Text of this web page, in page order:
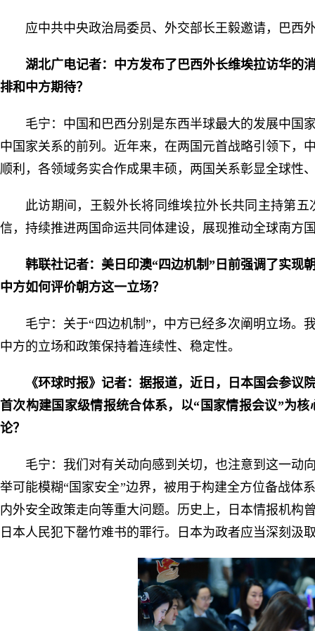
应中共中央政治局委员、外交部长王毅邀请，巴西
湖北广电记者：中方发布了巴西外长维埃拉访华的
排和中方期待？
毛宁：中国和巴西分别是东西半球最大的发展中国
中国家关系的前列。近年来，在两国元首战略引领下，
顺利，各领域务实合作成果丰硕，两国关系彰显全球性
此访期间，王毅外长将同维埃拉外长共同主持第
信，持续推进两国命运共同体建设，展现推动全球南方
韩联社记者：美日印澳“四边机制”日前强调了实现
中方如何评价朝方这一立场？
毛宁：关于“四边机制”，中方已经多次阐明立场。
中方的立场和政策保持着连续性、稳定性。
《环球时报》记者：据报道，近日，日本国会参
首次构建国家级情报统合体系，以“国家情报会议”为
论？
毛宁：我们对有关动向感到关切，也注意到这一动
举可能模糊“国家安全”边界，被用于构建全方位备战体
内外安全政策走向等重大问题。历史上，日本情报机构
日本人民犯下罄竹难书的罪行。日本为政者应当深刻汲